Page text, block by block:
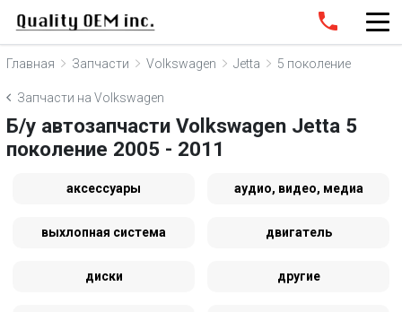
Главная Запчасти Volkswagen Jetta 5 поколение
Запчасти на Volkswagen
Б/у автозапчасти Volkswagen Jetta 5
поколение 2005 - 2011
аксессуары аудио, видео, медиа
выхлопная система двигатель
диски другие